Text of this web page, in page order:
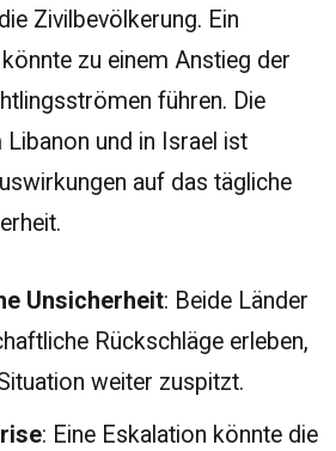
Zivilbevölkerung. Ein
zu einem Anstieg der
führen. Die
und in Israel ist
auf das tägliche
Unsicherheit: Beide Länder
Rückschläge erleben,
weiter zuspitzt.
: Eine Eskalation könnte die